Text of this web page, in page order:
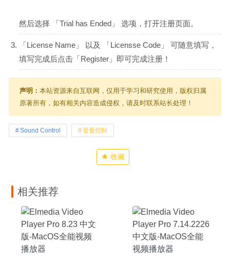
然后选择 「Trial has Ended」 选项，打开注册页面。
「License Name」 以及 「Licensse Code」 可随意填写，
填写完成后点击「Register」即可完成注册！
声明： 本站资源来自互联网，仅用于学习和研究使用，版权归属
原著所有，如有相关内容造成侵权，请及时联系站长处理！
Sound Control 音量控制
收藏
相关推荐